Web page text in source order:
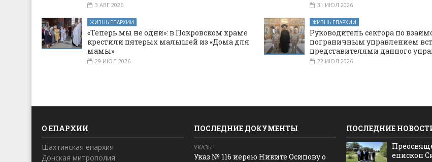
3 АВГ 2026 31 ИЮЛ 2026
ЖИЗНЬ ЕПАРХИИ
«Теперь мы не одни»: в Покровском храме
крестили пятерых малышей из «Дома для
мамы»
29 ИЮЛ 2026
ЖИЗНЬ ЕПАРХИИ
Руководитель сектора по
пограничным управлением
представителями данного
22 ИЮЛ 2026
О ЕПАРХИИ
Шахтинская епархия
Донская митрополия
ПОСЛЕДНИЕ ДОКУМЕНТЫ
УКАЗЫ
Указ № 116 иерею Никите Осипову о
ПОСЛЕДНИЕ
епископ